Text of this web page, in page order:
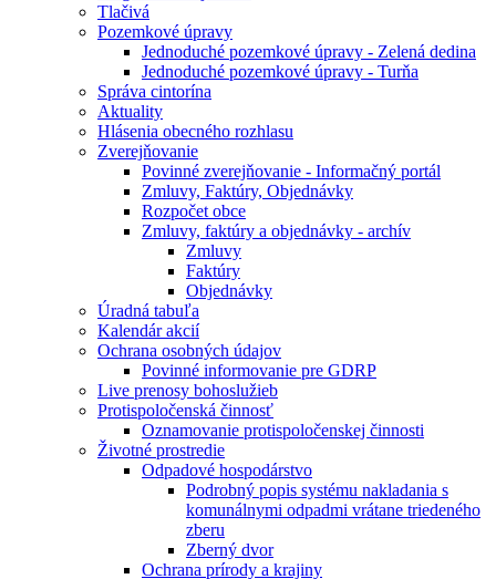
Tlačivá
Pozemkové úpravy
Jednoduché pozemkové úpravy - Zelená dedina
Jednoduché pozemkové úpravy - Turňa
Správa cintorína
Aktuality
Hlásenia obecného rozhlasu
Zverejňovanie
Povinné zverejňovanie - Informačný portál
Zmluvy, Faktúry, Objednávky
Rozpočet obce
Zmluvy, faktúry a objednávky - archív
Zmluvy
Faktúry
Objednávky
Úradná tabuľa
Kalendár akcií
Ochrana osobných údajov
Povinné informovanie pre GDRP
Live prenosy bohoslužieb
Protispoločenská činnosť
Oznamovanie protispoločenskej činnosti
Životné prostredie
Odpadové hospodárstvo
Podrobný popis systému nakladania s
komunálnymi odpadmi vrátane triedeného
zberu
Zberný dvor
Ochrana prírody a krajiny